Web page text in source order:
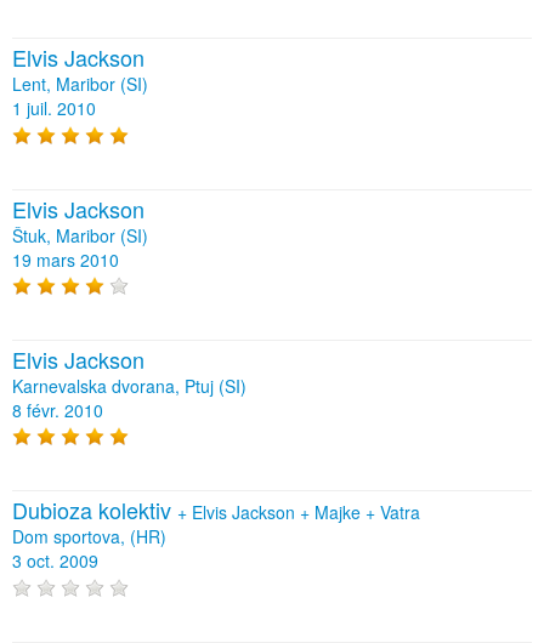
Elvis Jackson
Lent, Maribor (SI)
1 juil. 2010
Elvis Jackson
Štuk, Maribor (SI)
19 mars 2010
Elvis Jackson
Karnevalska dvorana, Ptuj (SI)
8 févr. 2010
Dubioza kolektiv + Elvis Jackson + Majke + Vatra
Dom sportova, (HR)
3 oct. 2009